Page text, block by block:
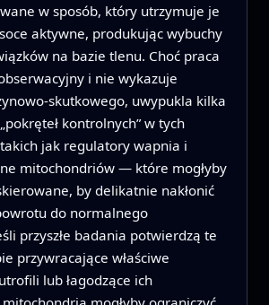
w sposób, który utrzymuje je
aktywne, produkując wybuchy
na bazie tlenu. Choć praca
i nie wykazuje
skutkowego, uwypukla kilka
kontrolnych” w tych
jak regulatory wapnia i
mitochondriów — które mogłyby
by delikatnie nakłonić
do normalnego
przyszłe badania potwierdzą te
przywracające właściwe
lub łagodzące ich